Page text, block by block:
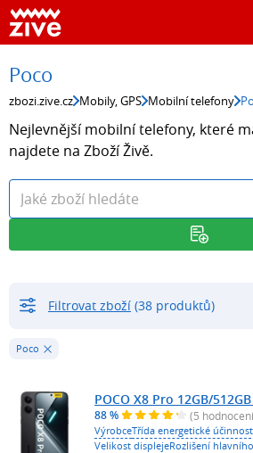
Poco
zbozi.zive.cz Mobily, GPS Mobilní telefony
Nejlevnější mobilní telefony, které
najdete na Zboží Živě.
POCO X8 Pro 12GB/
88 % (5
VýrobceTřída energetické
Velikost displejeRozlišení
Filtrovat zboží (38 produktů)
Poco